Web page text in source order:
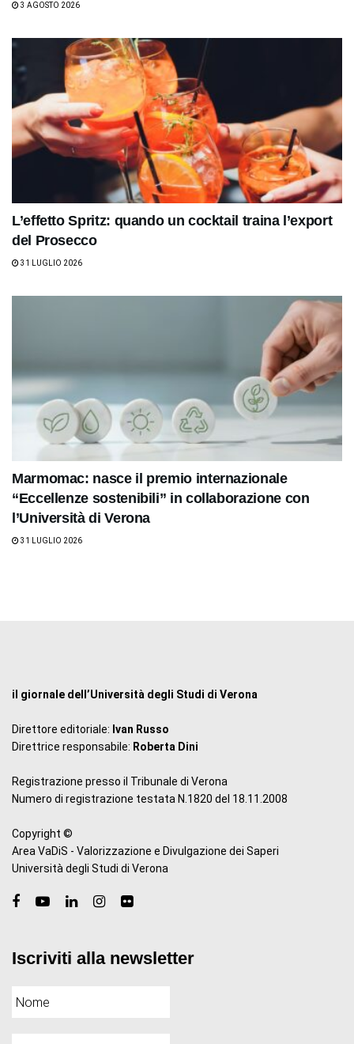
3 AGOSTO 2026
L’effetto Spritz: quando un cocktail traina l’export
del Prosecco
31 LUGLIO 2026
Marmomac: nasce il premio internazionale
“Eccellenze sostenibili” in collaborazione con
l’Università di Verona
31 LUGLIO 2026
il giornale dell’Università degli Studi di Verona
Direttore editoriale: Ivan Russo
Direttrice responsabile: Roberta Dini
Registrazione presso il Tribunale di Verona
Numero di registrazione testata N.1820 del 18.11.2008
Copyright ©
Area VaDiS - Valorizzazione e Divulgazione dei Saperi
Università degli Studi di Verona
Iscriviti alla newsletter